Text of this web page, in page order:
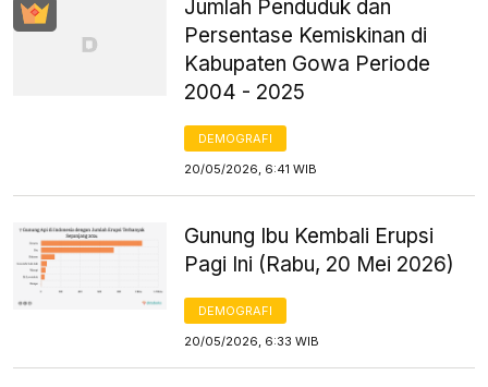
Jumlah Penduduk dan
Persentase Kemiskinan di
Kabupaten Gowa Periode
2004 - 2025
DEMOGRAFI
20/05/2026, 6:41 WIB
Gunung Ibu Kembali Erupsi
Pagi Ini (Rabu, 20 Mei 2026)
DEMOGRAFI
20/05/2026, 6:33 WIB